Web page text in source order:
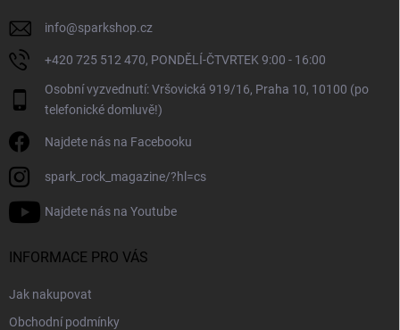
info@sparkshop.cz
+420 725 512 470, PONDĚLÍ-ČTVRTEK 9:00 - 16:00
Osobní vyzvednutí: Vršovická 919/16, Praha 10, 10100 (po
telefonické domluvě!)
Najdete nás na Facebooku
spark_rock_magazine/?hl=cs
Najdete nás na Youtube
INFORMACE PRO VÁS
Jak nakupovat
Obchodní podmínky